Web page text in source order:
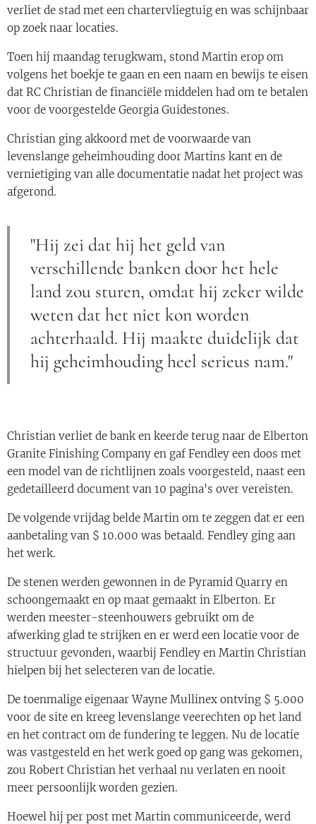
verliet de stad met een chartervliegtuig en was schijnbaar
op zoek naar locaties.
Toen hij maandag terugkwam, stond Martin erop om
volgens het boekje te gaan en een naam en bewijs te eisen
dat RC Christian de financiële middelen had om te betalen
voor de voorgestelde Georgia Guidestones.
Christian ging akkoord met de voorwaarde van
levenslange geheimhouding door Martins kant en de
vernietiging van alle documentatie nadat het project was
afgerond.
"Hij zei dat hij het geld van
verschillende banken door het hele
land zou sturen, omdat hij zeker wilde
weten dat het niet kon worden
achterhaald. Hij maakte duidelijk dat
hij geheimhouding heel serieus nam."
Christian verliet de bank en keerde terug naar de Elberton
Granite Finishing Company en gaf Fendley een doos met
een model van de richtlijnen zoals voorgesteld, naast een
gedetailleerd document van 10 pagina's over vereisten.
De volgende vrijdag belde Martin om te zeggen dat er een
aanbetaling van $ 10.000 was betaald. Fendley ging aan
het werk.
De stenen werden gewonnen in de Pyramid Quarry en
schoongemaakt en op maat gemaakt in Elberton. Er
werden meester-steenhouwers gebruikt om de
afwerking glad te strijken en er werd een locatie voor de
structuur gevonden, waarbij Fendley en Martin Christian
hielpen bij het selecteren van de locatie.
De toenmalige eigenaar Wayne Mullinex ontving $ 5.000
voor de site en kreeg levenslange veerechten op het land
en het contract om de fundering te leggen. Nu de locatie
was vastgesteld en het werk goed op gang was gekomen,
zou Robert Christian het verhaal nu verlaten en nooit
meer persoonlijk worden gezien.
Hoewel hij per post met Martin communiceerde, werd